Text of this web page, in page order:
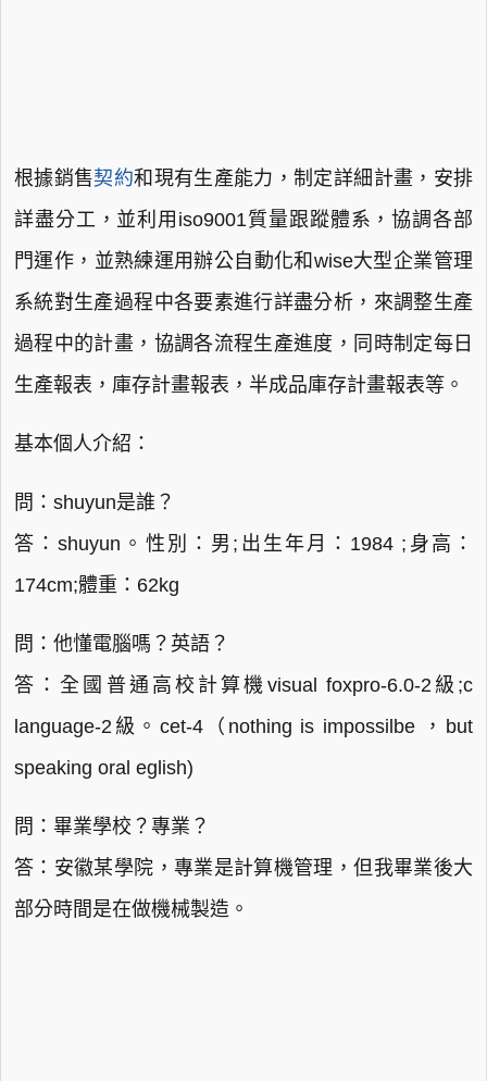
根據銷售契約和現有生產能力，制定詳細計畫，安排
詳盡分工，並利用iso9001質量跟蹤體系，協調各部
門運作，並熟練運用辦公自動化和wise大型企業管理
系統對生產過程中各要素進行詳盡分析，來調整生產
過程中的計畫，協調各流程生產進度，同時制定每日
生產報表，庫存計畫報表，半成品庫存計畫報表等。
基本個人介紹：
問：shuyun是誰？
答：shuyun。性別：男;出生年月：1984 ;身高：
174cm;體重：62kg
問：他懂電腦嗎？英語？
答：全國普通高校計算機visual foxpro-6.0-2級;c
language-2級。cet-4（nothing is impossilbe ，but
speaking oral eglish)
問：畢業學校？專業？
答：安徽某學院，專業是計算機管理，但我畢業後大
部分時間是在做機械製造。